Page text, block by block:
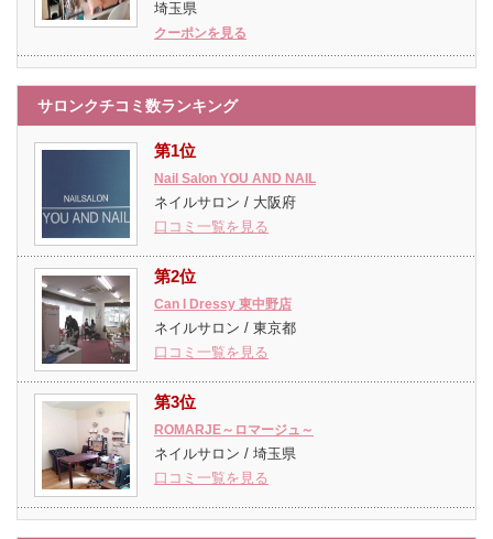
埼玉県
クーポンを見る
サロンクチコミ数ランキング
第1位
Nail Salon YOU AND NAIL
ネイルサロン / 大阪府
口コミ一覧を見る
第2位
Can I Dressy 東中野店
ネイルサロン / 東京都
口コミ一覧を見る
第3位
ROMARJE～ロマージュ～
ネイルサロン / 埼玉県
口コミ一覧を見る